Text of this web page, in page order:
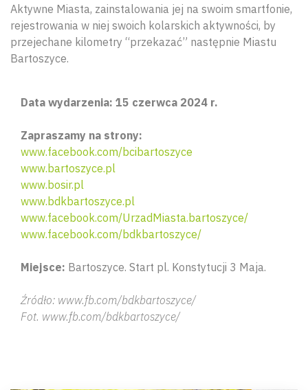
Aktywne Miasta, zainstalowania jej na swoim smartfonie,
rejestrowania w niej swoich kolarskich aktywności, by
przejechane kilometry “przekazać” następnie Miastu
Bartoszyce.
Data wydarzenia: 15 czerwca 2024 r.
Zapraszamy na strony:
www.facebook.com/bcibartoszyce
www.bartoszyce.pl
www.bosir.pl
www.bdkbartoszyce.pl
www.facebook.com/UrzadMiasta.bartoszyce/
www.facebook.com/bdkbartoszyce/
Miejsce: Bartoszyce. Start pl. Konstytucji 3 Maja.
Źródło: www.fb.com/bdkbartoszyce/
Fot. www.fb.com/bdkbartoszyce/